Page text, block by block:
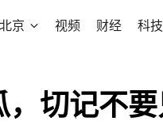
北京 视频 财经 科技
，切记不